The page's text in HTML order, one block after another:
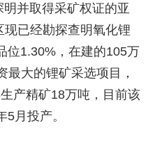
并取得采矿权证的亚
已经勘探查明氧化锂
位1.30%，在建的105万
最大的锂矿采选项目，
产精矿18万吨，目前该
5月投产。